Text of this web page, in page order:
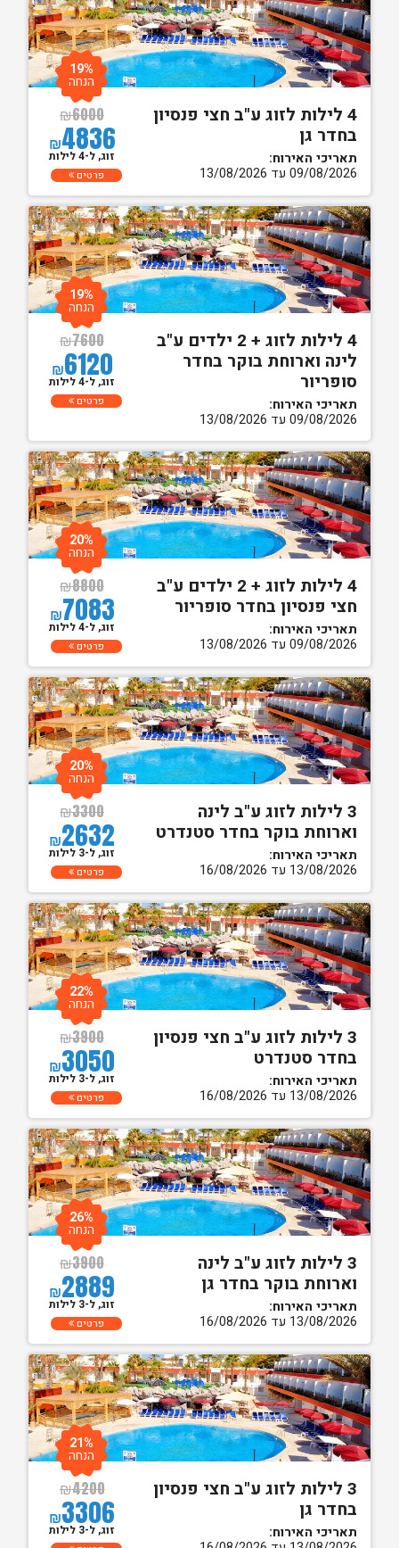
4 לילות לזוג ע"ב חצי פנסיון
בחדר גן
תאריכי האירוח:
09/08/2026 עד 13/08/2026
₪6000
₪4836
19%
הנחה
זוג, ל-4 לילות
פרטים
4 לילות לזוג + 2 ילדים ע"ב
לינה וארוחת בוקר בחדר
סופריור
תאריכי האירוח:
09/08/2026 עד 13/08/2026
₪7600
₪6120
19%
הנחה
זוג, ל-4 לילות
פרטים
4 לילות לזוג + 2 ילדים ע"ב
חצי פנסיון בחדר סופריור
תאריכי האירוח:
09/08/2026 עד 13/08/2026
₪8800
₪7083
20%
הנחה
זוג, ל-4 לילות
פרטים
3 לילות לזוג ע"ב לינה
וארוחת בוקר בחדר סטנדרט
תאריכי האירוח:
13/08/2026 עד 16/08/2026
₪3300
₪2632
20%
הנחה
זוג, ל-3 לילות
פרטים
3 לילות לזוג ע"ב חצי פנסיון
בחדר סטנדרט
תאריכי האירוח:
13/08/2026 עד 16/08/2026
₪3900
₪3050
22%
הנחה
זוג, ל-3 לילות
פרטים
3 לילות לזוג ע"ב לינה
וארוחת בוקר בחדר גן
תאריכי האירוח:
13/08/2026 עד 16/08/2026
₪3900
₪2889
26%
הנחה
זוג, ל-3 לילות
פרטים
3 לילות לזוג ע"ב חצי פנסיון
בחדר גן
תאריכי האירוח:
₪4200
₪3306
21%
הנחה
זוג, ל-3 לילות